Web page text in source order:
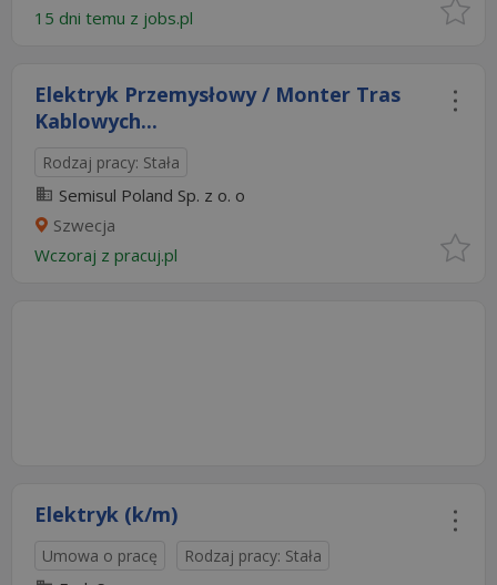
15 dni temu z jobs.pl
Elektryk Przemysłowy / Monter Tras
Kablowych...
Rodzaj pracy: Stała
Semisul Poland Sp. z o. o
Szwecja
Wczoraj z pracuj.pl
Elektryk (k/m)
Umowa o pracę Rodzaj pracy: Stała